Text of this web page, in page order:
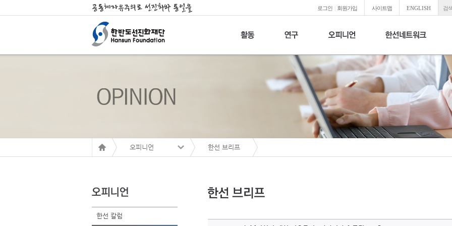
로그인 회원가입 사이트맵 ENGLISH 검
오피니언 한선 브리프
한선 칼럼